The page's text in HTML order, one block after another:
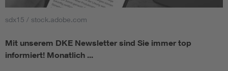
sdx15 / stock.adobe.com
Mit unserem DKE Newsletter sind Sie immer top
informiert! Monatlich ...